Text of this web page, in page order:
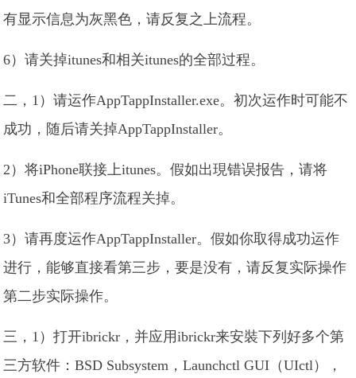
有显示信息为灰黑色，请反复之上流程。
6）请关掉itunes和相关itunes的全部过程。
二，1）请运作AppTappInstaller.exe。初次运作时可能不
成功，随后请关掉AppTappInstaller。
2）将iPhone联接上itunes。假如出現错误报告，请将
iTunes和全部程序流程关掉。
3）请再度运作AppTappInstaller。假如你取得成功运作
进行，能够直接看第三步，要是没有，请反复实际操作
第二步实际操作。
三，1）打开ibrickr，并应用ibrickr来安裝下列好多个第
三方软件：BSD Subsystem，Launchctl GUI（UIctl），